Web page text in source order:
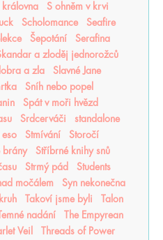
královna
S ohněm v krvi
Scholomance
Seafire
Šepotání
Serafina
a zloděj jednorožců
a zla
Slavné Jane
Sníh nebo popel
Spát v moři hvězd
Srdcerváči
standalone
eso Stmívání
Storočí
brány
Stříbrné knihy snů
Strmý pád
Students
močálem
Syn nekonečna
Takoví jsme byli
Talon
Temné nadání
The Empyrean
Veil
Threads of Power